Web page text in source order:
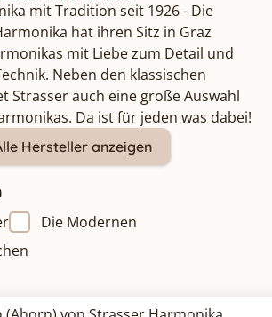
mit Tradition seit 1926 - Die
hat ihren Sitz in Graz
mit Liebe zum Detail und
Neben den klassischen
Strasser auch eine große Auswahl
Da ist für jeden was dabei!
Hersteller anzeigen
Die Modernen